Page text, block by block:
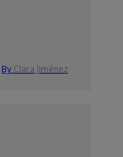
By Clara Jiménez